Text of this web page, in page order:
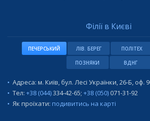
Філії в Києві
ПЕЧЕРСЬКИЙ ЛІВ. БЕРЕГ ПОЛІТЕХ
ПОЗНЯКИ ВДНГ
Адреса: м. Київ, бул. Лесі Українки, 26-Б, оф.
Тел: +38 (044)334-42-65; +38 (050)071-31-92
Як проїхати: подивитись на карті